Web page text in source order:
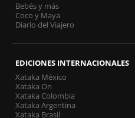
Bebés y más
Coco y Maya
Diario del Viajero
EDICIONES INTERNACIONALES
Xataka México
Xataka On
Xataka Colombia
Xataka Argentina
Xataka Brasil